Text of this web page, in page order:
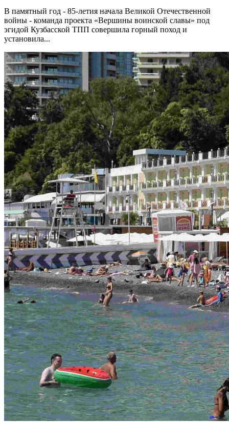
В памятный год - 85-летия начала Великой Отечественной
войны - команда проекта «Вершины воинской славы» под
эгидой Кузбасской ТПП совершила горный поход и
установила...